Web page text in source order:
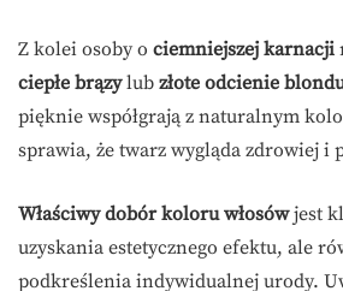
Z kolei osoby o ciemniejszej karnacji
ciepłe brązylub złote odcienie
pięknie współgrają z naturalnym
sprawia, że twarz wygląda zdrowiej i
Właściwy dobór koloru włosówjest
uzyskania estetycznego efektu, ale
podkreślenia indywidualnej urody.